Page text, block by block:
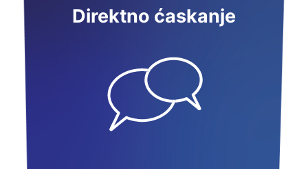
Direktno ćaskanje